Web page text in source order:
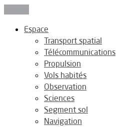
Espace
Transport spatial
Télécommunications
Propulsion
Vols habités
Observation
Sciences
Segment sol
Navigation